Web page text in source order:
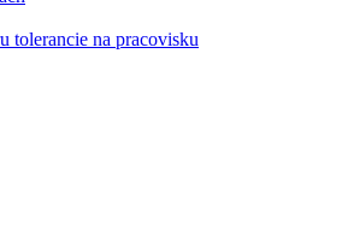
na pracovisku